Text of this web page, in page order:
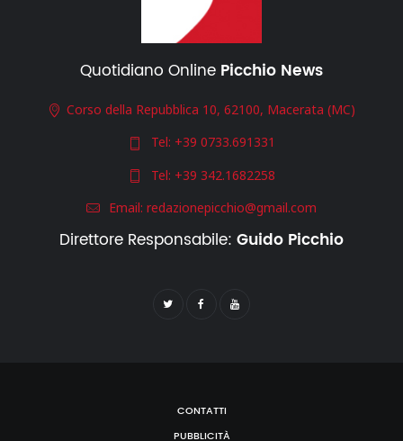
Quotidiano Online Picchio News
Corso della Repubblica 10, 62100, Macerata (MC)
Tel: +39 0733.691331
Tel: +39 342.1682258
Email: redazionepicchio@gmail.com
Direttore Responsabile: Guido Picchio
CONTATTI
PUBBLICITÀ